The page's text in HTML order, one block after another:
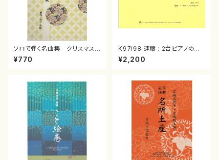
ソロで弾く名曲集 クリスマス・
イブ／恋人がサンタクロース(
箏独奏 /大平光美 編曲/楽
¥770
K97i98 連禱 : 2台ピアノのた
めの（2 Pianos / 菊池 幸夫 /
楽譜）
¥2,200